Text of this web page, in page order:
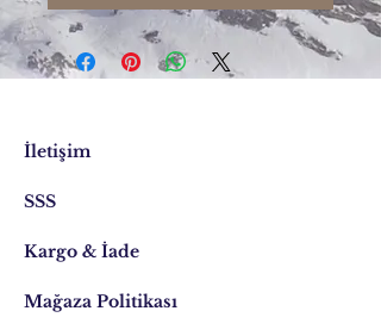
İletişim
SSS
Kargo & İade
Mağaza Politikası